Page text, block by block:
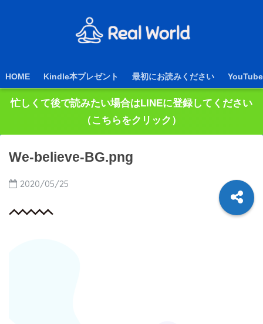
HOME Kindle本プレゼント 最初にお読みください YouTube
忙しくて後で読みたい場合はLINEに登録してください
（こちらをクリック）
We-believe-BG.png
2020/05/25